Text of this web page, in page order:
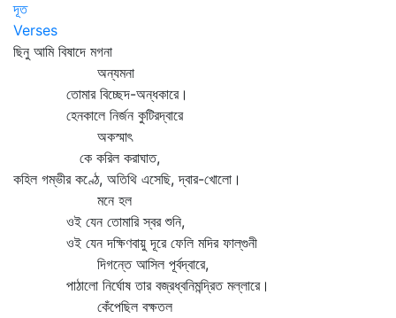
দূত
Verses
ছিনু আমি বিষাদে মগনা
অন্যমনা
তোমার বিচ্ছেদ-অন্ধকারে।
হেনকালে নির্জন কুটিরদ্বারে
অকস্মাৎ
কে করিল করাঘাত,
কহিল গম্ভীর কণ্ঠে, অতিথি এসেছি, দ্বার-খোলো।
মনে হল
ওই যেন তোমারি স্বর শুনি,
ওই যেন দক্ষিণবায়ু দূরে ফেলি মদির ফাল্‌গুনী
দিগন্তে আসিল পূর্বদ্বারে,
পাঠালো নির্ঘোষ তার বজ্রধ্বনিমন্দ্রিত মল্লারে।
কেঁপেছিল বক্ষতল